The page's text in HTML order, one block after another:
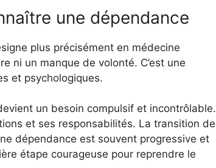
une dépendance
plus précisément en médecine
ni un manque de volonté. C’est une
et psychologiques.
un besoin compulsif et incontrôlable.
et ses responsabilités. La transition de
dépendance est souvent progressive et
étape courageuse pour reprendre le